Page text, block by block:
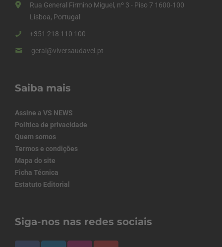
Rua General Firmino Miguel, nº 3 - Piso 7 1600-100
Lisboa, Portugal
+351 218 110 100
geral@viversaudavel.pt
Saiba mais
Assine a VS NEWS
Política de privacidade
Quem somos
Termos e condições
Mapa do site
Ficha Técnica
Estatuto Editorial
Siga-nos nas redes sociais